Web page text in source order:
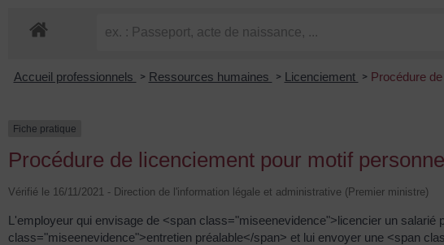
Accueil professionnels > Ressources humaines > Licenciement > Procédure
Fiche pratique
Procédure de licenciement pour motif
Vérifié le 16/11/2021 - Direction de l'information légale et administrative (Premier ministre)
L'employeur qui envisage de <span class="miseenevidence">licencier un
class="miseenevidence">entretien préalable</span> et lui envoyer une <span